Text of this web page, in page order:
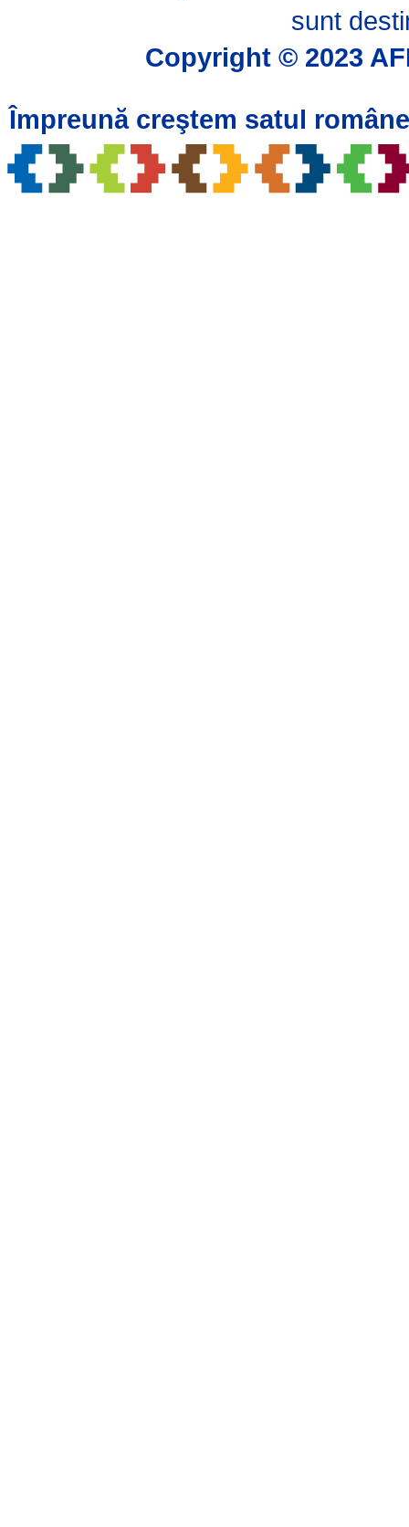
sunt
Copyright © 2023
Împreună creştem satul